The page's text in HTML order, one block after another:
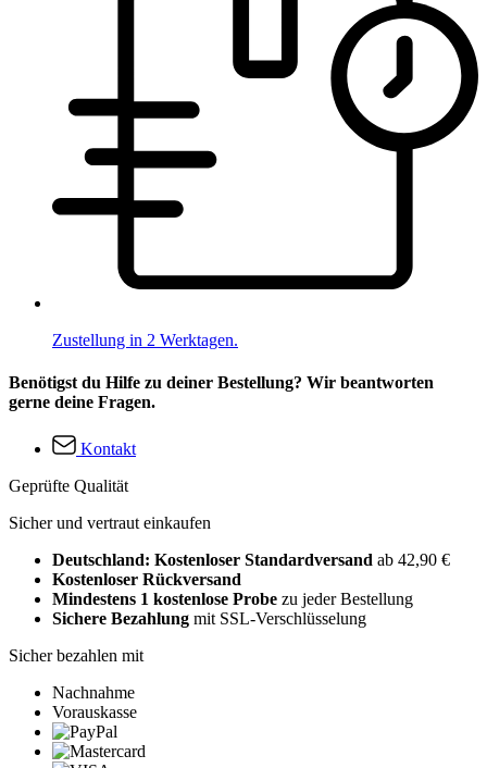
Zustellung in 2 Werktagen.
Benötigst du Hilfe zu deiner Bestellung? Wir beantworten
gerne deine Fragen.
Kontakt
Geprüfte Qualität
Sicher und vertraut einkaufen
Deutschland: Kostenloser Standardversand ab 42,90 €
Kostenloser Rückversand
Mindestens 1 kostenlose Probe zu jeder Bestellung
Sichere Bezahlung mit SSL-Verschlüsselung
Sicher bezahlen mit
Nachnahme
Vorauskasse